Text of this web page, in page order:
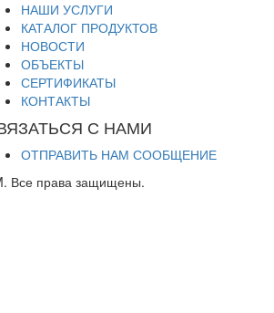
НАШИ УСЛУГИ
КАТАЛОГ ПРОДУКТОВ
НОВОСТИ
ОБЪЕКТЫ
СЕРТИФИКАТЫ
КОНТАКТЫ
С НАМИ
ОТПРАВИТЬ НАМ СООБЩЕНИЕ
Все права защищены.